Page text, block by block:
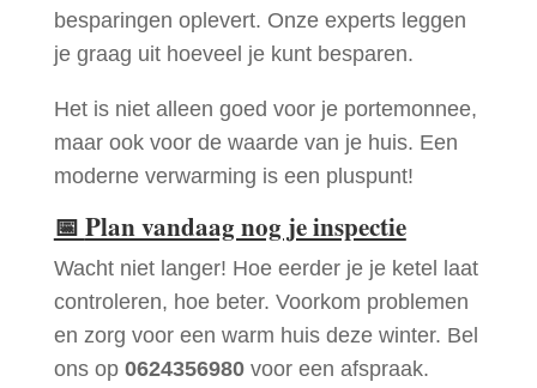
besparingen oplevert. Onze experts leggen
je graag uit hoeveel je kunt besparen.
Het is niet alleen goed voor je portemonnee,
maar ook voor de waarde van je huis. Een
moderne verwarming is een pluspunt!
📅 Plan vandaag nog je inspectie
Wacht niet langer! Hoe eerder je je ketel laat
controleren, hoe beter. Voorkom problemen
en zorg voor een warm huis deze winter. Bel
ons op 0624356980voor een afspraak.